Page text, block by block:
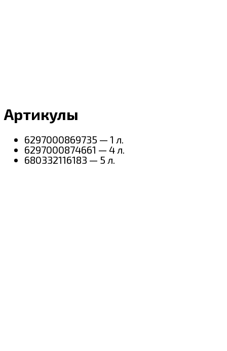
Артикулы
6297000869735 — 1 л.
6297000874661 — 4 л.
680332116183 — 5 л.